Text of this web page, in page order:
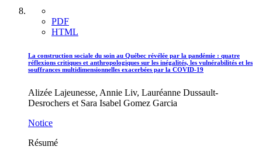
PDF
HTML
La construction sociale du soin au Québec révélée par la pandémie : quatre
réflexions critiques et anthropologiques sur les inégalités, les vulnérabilités et les
souffrances multidimensionnelles exacerbées par la COVID-19
Alizée Lajeunesse, Annie Liv, Lauréanne Dussault-
Desrochers et Sara Isabel Gomez Garcia
Notice
Résumé